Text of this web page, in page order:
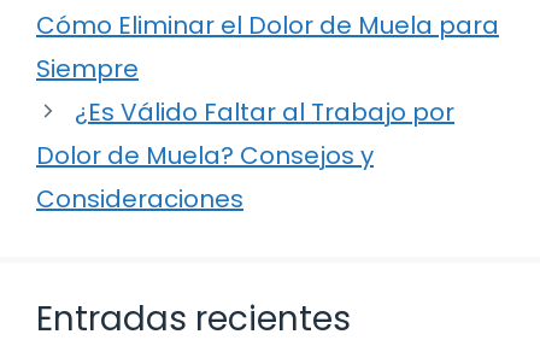
Cómo Eliminar el Dolor de Muela para
Siempre
¿Es Válido Faltar al Trabajo por
Dolor de Muela? Consejos y
Consideraciones
Entradas recientes